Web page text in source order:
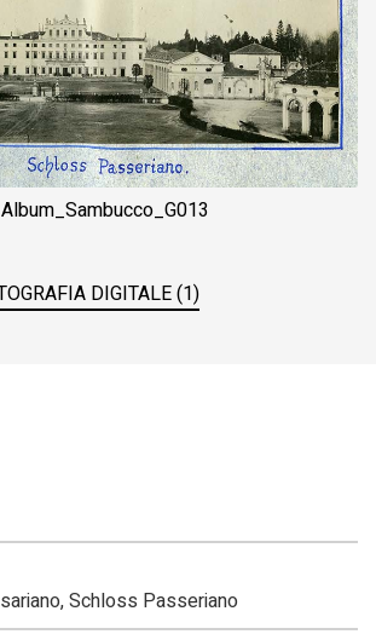
Album_Sambucco_G013
DIGITALE (1)
Schloss Passeriano